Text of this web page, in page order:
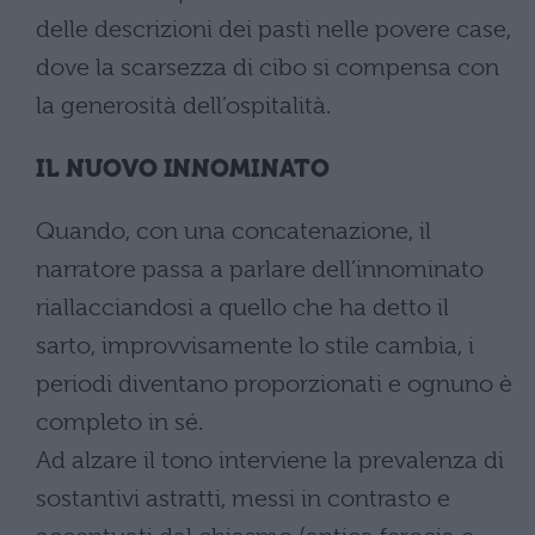
delle descrizioni dei pasti nelle povere case,
dove la scarsezza di cibo si compensa con
la generosità dell’ospitalità.
IL NUOVO INNOMINATO
Quando, con una concatenazione, il
narratore passa a parlare dell’innominato
riallacciandosi a quello che ha detto il
sarto, improvvisamente lo stile cambia, i
periodi diventano proporzionati e ognuno è
completo in sé.
Ad alzare il tono interviene la prevalenza di
sostantivi astratti, messi in contrasto e